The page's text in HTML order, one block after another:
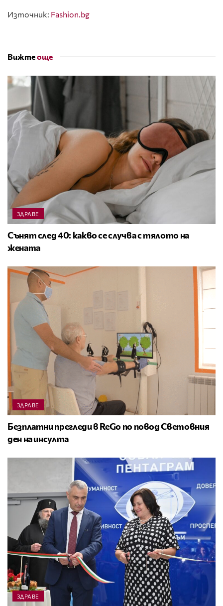
Източник: Fashion.bg
Вижтеоще
ЗДРАВЕ
Сънят след 40: какво се случва с тялото на
жената
ЗДРАВЕ
Безплатни прегледи в ReGo по повод Световния
ден на инсулта
ЗДРАВЕ